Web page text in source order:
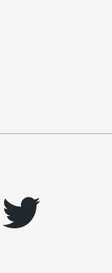
twitter